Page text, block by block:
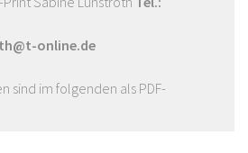
online.de
sind im folgenden als PDF-